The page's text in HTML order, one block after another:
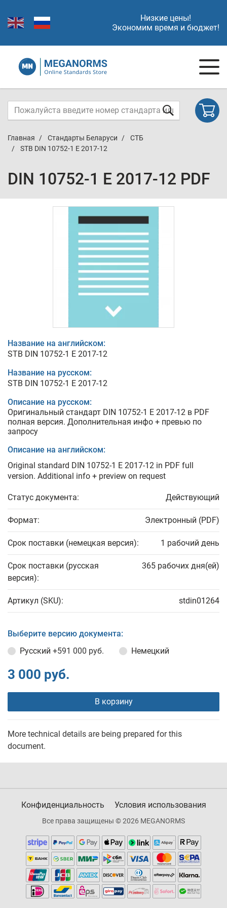
Низкие цены!
Экономим время и бюджет!
Главная Стандарты Беларуси
СТБ
STB DIN 10752-1 E 2017-12
DIN 10752-1 E 2017-12 PDF
Название на английском:
STB DIN 10752-1 E 2017-12
Название на русском:
STB DIN 10752-1 E 2017-12
Описание на русском:
Оригинальный стандарт DIN 10752-1 E 2017-12 в PDF
полная версия. Дополнительная инфо + превью по
запросу
Описание на английском:
Original standard DIN 10752-1 E 2017-12 in PDF full
version. Additional info + preview on request
Статус документа: Действующий
Формат: Электронный (PDF)
Срок поставки (немецкая версия): 1 рабочий день
Срок поставки (русская
версия):
365 рабочих дня(ей)
Артикул (SKU): stdin01264
Выберите версию документа:
Русский +591 000 руб. Немецкий
3 000 руб.
В корзину
More technical details are being prepared for this
document.
Конфиденциальность Условия использования
Все права защищены © 2026 MEGANORMS